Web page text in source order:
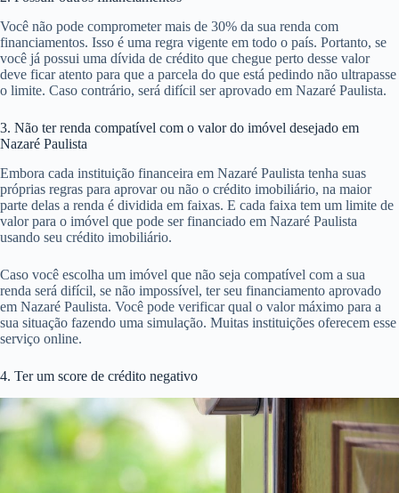
Você não pode comprometer mais de 30% da sua renda com
financiamentos. Isso é uma regra vigente em todo o país. Portanto, se
você já possui uma dívida de crédito que chegue perto desse valor
deve ficar atento para que a parcela do que está pedindo não ultrapasse
o limite. Caso contrário, será difícil ser aprovado em Nazaré Paulista.
3. Não ter renda compatível com o valor do imóvel desejado em
Nazaré Paulista
Embora cada instituição financeira em Nazaré Paulista tenha suas
próprias regras para aprovar ou não o crédito imobiliário, na maior
parte delas a renda é dividida em faixas. E cada faixa tem um limite de
valor para o imóvel que pode ser financiado em Nazaré Paulista
usando seu crédito imobiliário.
Caso você escolha um imóvel que não seja compatível com a sua
renda será difícil, se não impossível, ter seu financiamento aprovado
em Nazaré Paulista. Você pode verificar qual o valor máximo para a
sua situação fazendo uma simulação. Muitas instituições oferecem esse
serviço online.
4. Ter um score de crédito negativo